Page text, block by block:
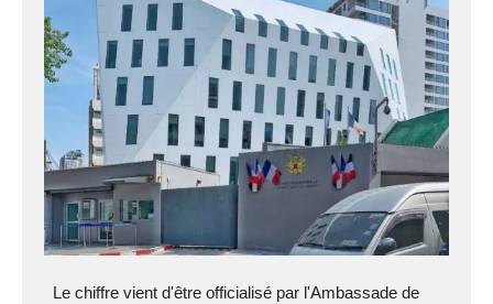
Le chiffre vient d'être officialisé par l'Ambassade de